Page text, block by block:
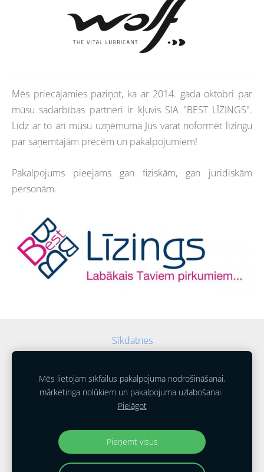
Mēs priecājamies paziņot, ka ar 2014. gada oktobri par
mūsu sadarbības partneri ir kļuvis SIA "BEST LĪZINGS".
Līdz ar to arī mūsu uzņēmumā Jūs varat noformēt līzingu
par saņemtajām precēm un pakalpojumiem!
Pakalpojums pieejams gan fiziskām, gan juridiskām
personām.
Sīkdatnes
SIA "Auto Alūksne"
2014 - 2025
Mēs lietojam sīkfailus pakalpojuma nodrošināšanai,
mārketinga nolūkiem un pakalpojuma uzlabošanai.
Pielāgot
Pieņemt visus